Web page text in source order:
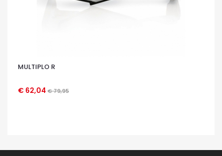
MULTIPLO R
€ 62,04 € 79,95
OCCHIATA VELOCE